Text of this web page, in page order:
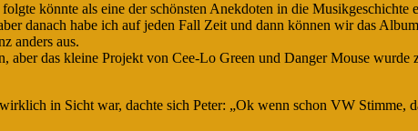
könnte als eine der schönsten Anekdoten in die
danach habe ich auf jeden Fall Zeit und dann können wir das
anders aus.
aber das kleine Projekt von Cee-Lo Green und Danger Mouse
in Sicht war, dachte sich Peter: „Ok wenn schon VW Stimme,